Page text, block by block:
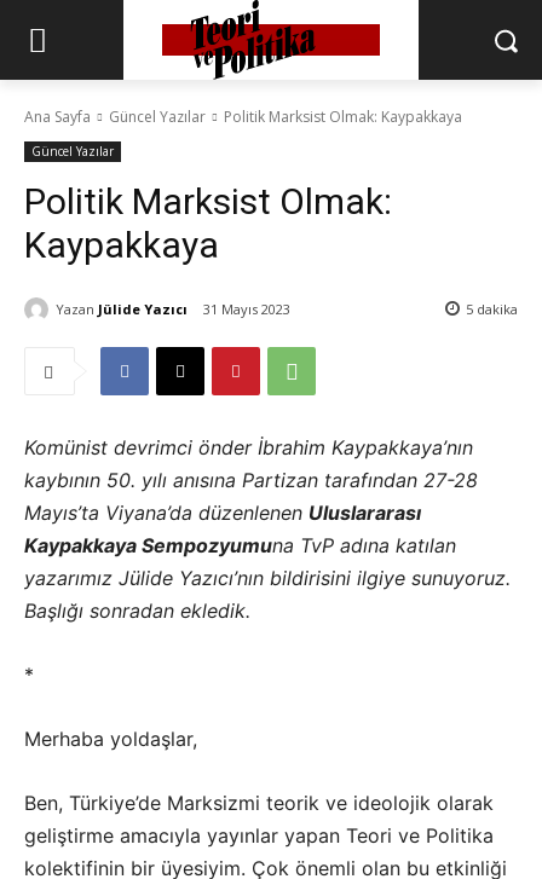
Ana Sayfa Güncel Yazılar Politik Marksist Olmak: Kaypakkaya
Güncel Yazılar
Politik Marksist Olmak:
Kaypakkaya
Yazan Jülide Yazıcı 31 Mayıs 2023 5 dakika
Komünist devrimci önder İbrahim Kaypakkaya’nın
kaybının 50. yılı anısına Partizan tarafından 27-28
Mayıs’ta Viyana’da düzenlenen Uluslararası
Kaypakkaya Sempozyumuna TvP adına katılan
yazarımız Jülide Yazıcı’nın bildirisini ilgiye sunuyoruz.
Başlığı sonradan ekledik.
*
Merhaba yoldaşlar,
Ben, Türkiye’de Marksizmi teorik ve ideolojik olarak
geliştirme amacıyla yayınlar yapan Teori ve Politika
kolektifinin bir üyesiyim. Çok önemli olan bu etkinliği